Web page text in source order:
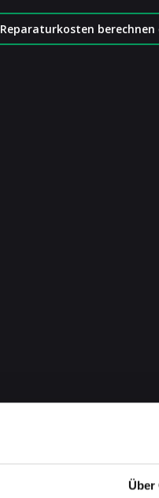
Über
Reparaturkosten